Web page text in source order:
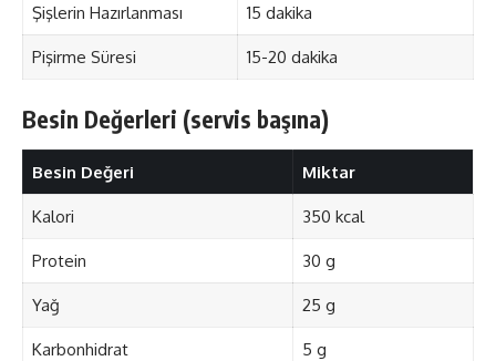
Şişlerin Hazırlanması 15 dakika
Pişirme Süresi 15-20 dakika
Besin Değerleri (servis başına)
Besin Değeri Miktar
Kalori 350 kcal
Protein 30 g
Yağ 25 g
Karbonhidrat 5 g